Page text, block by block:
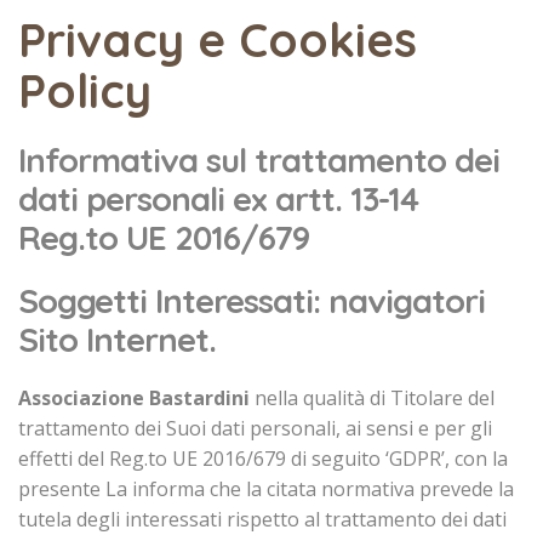
Privacy e Cookies
Policy
Informativa sul trattamento dei
dati personali ex artt. 13-14
Reg.to UE 2016/679
Soggetti Interessati: navigatori
Sito Internet.
Associazione Bastardini nella qualità di Titolare del
trattamento dei Suoi dati personali, ai sensi e per gli
effetti del Reg.to UE 2016/679 di seguito ‘GDPR’, con la
presente La informa che la citata normativa prevede la
tutela degli interessati rispetto al trattamento dei dati